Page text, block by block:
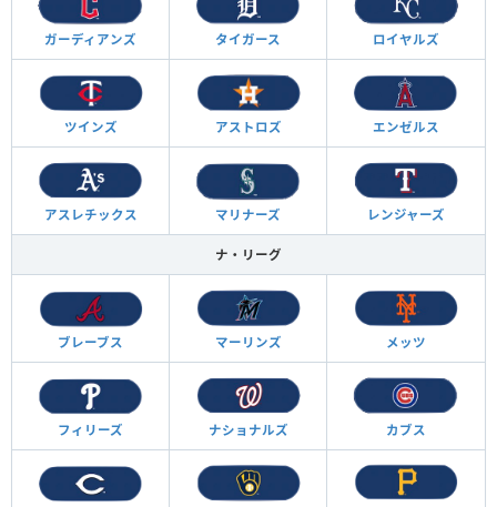
ガーディアンズ タイガース ロイヤルズ
ツインズ アストロズ エンゼルス
アスレチックス マリナーズ レンジャーズ
ナ・リーグ
ブレーブス マーリンズ メッツ
フィリーズ ナショナルズ カブス